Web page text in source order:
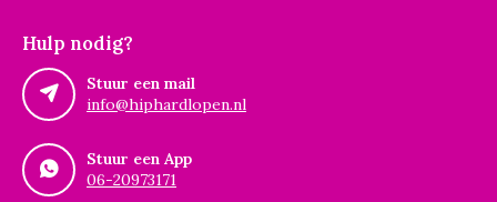
Hulp nodig?
Stuur een mail
info@hiphardlopen.nl
Stuur een App
06-20973171